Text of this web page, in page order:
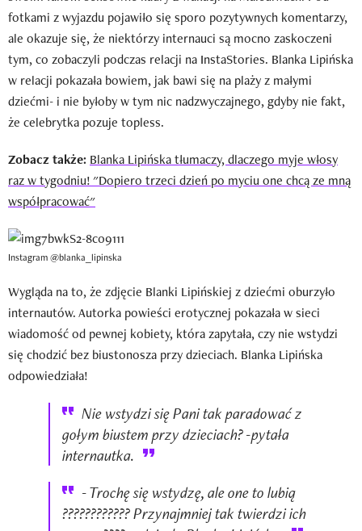
fotkami z wyjazdu pojawiło się sporo pozytywnych komentarzy,
ale okazuje się, że niektórzy internauci są mocno zaskoczeni
tym, co zobaczyli podczas relacji na InstaStories. Blanka Lipińska
w relacji pokazała bowiem, jak bawi się na plaży z małymi
dziećmi- i nie byłoby w tym nic nadzwyczajnego, gdyby nie fakt,
że celebrytka pozuje topless.
Zobacz także: Blanka Lipińska tłumaczy, dlaczego myje włosy
raz w tygodniu! "Dopiero trzeci dzień po myciu one chcą ze mną
współpracować"
Instagram @blanka_lipinska
Wygląda na to, że zdjęcie Blanki Lipińskiej z dziećmi oburzyło
internautów. Autorka powieści erotycznej pokazała w sieci
wiadomość od pewnej kobiety, która zapytała, czy nie wstydzi
się chodzić bez biustonosza przy dzieciach. Blanka Lipińska
odpowiedziała!
Nie wstydzi się Pani tak paradować z
gołym biustem przy dzieciach? -pytała
internautka.
- Trochę się wstydzę, ale one to lubią
???????????? Przynajmniej tak twierdzi ich